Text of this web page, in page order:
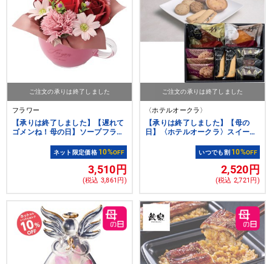
ご注文の承りは終了しました
フラワー
【承りは終了しました】【遅れて
ゴメンね！母の日】ソープフラワ
以降お届け）ネット限定価格 10%OFF
3,510円
(税込 3,861円)
ご注文の承りは終了しました
〈ホテルオークラ〉
【承りは終了しました】【母の
日】〈ホテルオークラ〉スイーツ
いつでも割 10%OFF
2,520円
(税込 2,721円)